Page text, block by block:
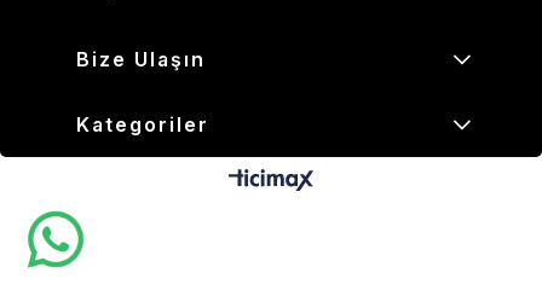
Bize Ulaşın
Kategoriler